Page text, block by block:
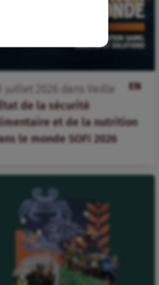
EN
juillet dans
Veille
de la sécurité
et de la nutrition
le monde SOFI 2026